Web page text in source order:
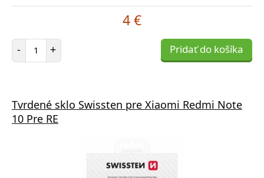
4 €
- Počet položiek
+ Pridať do košíka
Tvrdené sklo Swissten pre Xiaomi Redmi Note
10 Pre RE